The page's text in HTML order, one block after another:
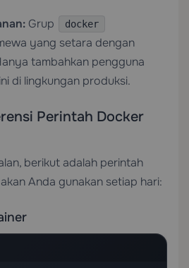
Grup docker
yang setara dengan
tambahkan pengguna
di lingkungan produksi.
Perintah Docker
berikut adalah perintah
Anda gunakan setiap hari: